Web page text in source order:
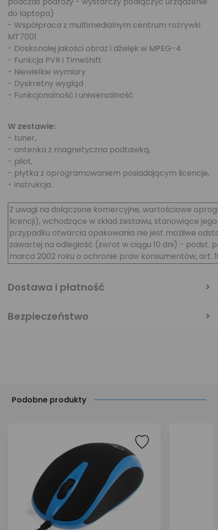
Podobne produkty
do laptopa)
- Współpraca z multimedialnym centrum rozrywki
MT7001
- Doskonałej jakości obraz i dźwięk w MPEG-4
- Funkcja PVR i TimeShift
- Niewielkie wymiary
- Dyskretny wygląd
- Funkcjonalność i uniwersalność
W zestawie:
- tuner,
- antenka z magnetyczna podtawką,
- pilot,
- płytka z oprogramowaniem posiadającym licencje,
- instrukcja.
Z uwagi na dołączone komercyjne, wartościowe
licencji), wchodzące w skład zestawu, stanowiące
przypadku otwarcia opakowania nie jest możliwe
zawartej na odległość (zwrot w ciągu 10 dni) - podst.
marca 2002 roku o ochronie praw konsumentów, art.
Dostawa i płatność
Bezpieczeństwo